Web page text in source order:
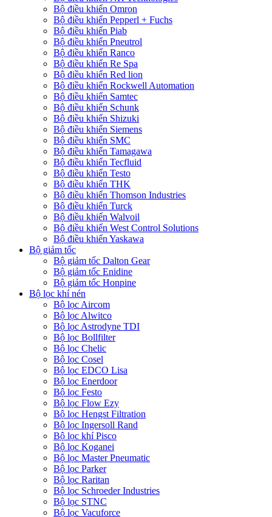
Bộ điều khiển Omron
Bộ điều khiển Pepperl + Fuchs
Bộ điều khiển Piab
Bộ điều khiển Pneutrol
Bộ điều khiển Ranco
Bộ điều khiển Re Spa
Bộ điều khiển Red lion
Bộ điều khiển Rockwell Automation
Bộ điều khiển Samtec
Bộ điều khiển Schunk
Bộ điều khiển Shizuki
Bộ điều khiển Siemens
Bộ điều khiển SMC
Bộ điều khiển Tamagawa
Bộ điều khiển Tecfluid
Bộ điều khiển Testo
Bộ điều khiển THK
Bộ điều khiển Thomson Industries
Bộ điều khiển Turck
Bộ điều khiển Walvoil
Bộ điều khiển West Control Solutions
Bộ điều khiển Yaskawa
Bộ giảm tốc
Bộ giảm tốc Dalton Gear
Bộ giảm tốc Enidine
Bộ giảm tốc Honpine
Bộ lọc khí nén
Bộ lọc Aircom
Bộ lọc Alwitco
Bộ lọc Astrodyne TDI
Bộ lọc Bollfilter
Bộ lọc Chelic
Bộ lọc Cosel
Bộ lọc EDCO Lisa
Bộ lọc Enerdoor
Bộ lọc Festo
Bộ lọc Flow Ezy
Bộ lọc Hengst Filtration
Bộ lọc Ingersoll Rand
Bộ lọc khí Pisco
Bộ lọc Koganei
Bộ lọc Master Pneumatic
Bộ lọc Parker
Bộ lọc Raritan
Bộ lọc Schroeder Industries
Bộ lọc STNC
Bộ lọc Vacuforce